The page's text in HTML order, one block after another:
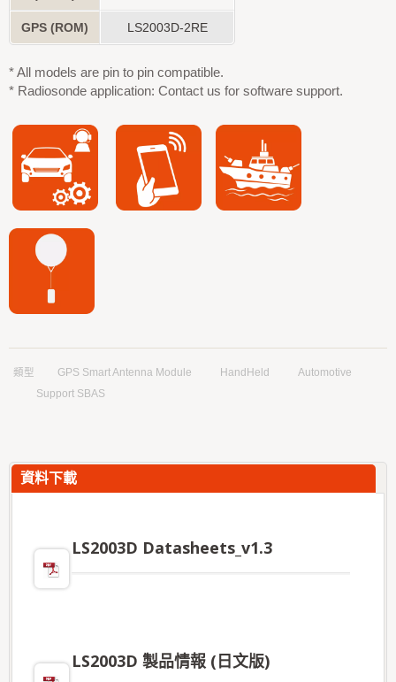
GPS (ROM) LS2003D-2RE
* All models are pin to pin compatible.
* Radiosonde application: Contact us for software support.
類型 GPS Smart Antenna Module HandHeld
Automotive
Support SBAS
資料下載
LS2003D Datasheets_v1.3
LS2003D 製品情報 (日文版)